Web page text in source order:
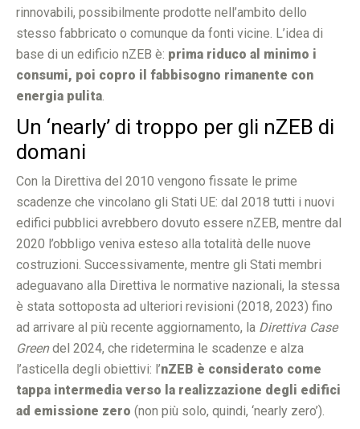
rinnovabili, possibilmente prodotte nell’ambito dello
stesso fabbricato o comunque da fonti vicine. L’idea di
base di un edificio nZEB è: prima riduco al minimo i
consumi, poi copro il fabbisogno rimanente con
energia pulita.
Un ‘nearly’ di troppo per gli nZEB di
domani
Con la Direttiva del 2010 vengono fissate le prime
scadenze che vincolano gli Stati UE: dal 2018 tutti i nuovi
edifici pubblici avrebbero dovuto essere nZEB, mentre dal
2020 l’obbligo veniva esteso alla totalità delle nuove
costruzioni. Successivamente, mentre gli Stati membri
adeguavano alla Direttiva le normative nazionali, la stessa
è stata sottoposta ad ulteriori revisioni (2018, 2023) fino
ad arrivare al più recente aggiornamento, la Direttiva Case
Greendel 2024, che ridetermina le scadenze e alza
l’asticella degli obiettivi: l’nZEB è considerato come
tappa intermedia verso la realizzazione degli edifici
ad emissione zero (non più solo, quindi, ‘nearly zero’).